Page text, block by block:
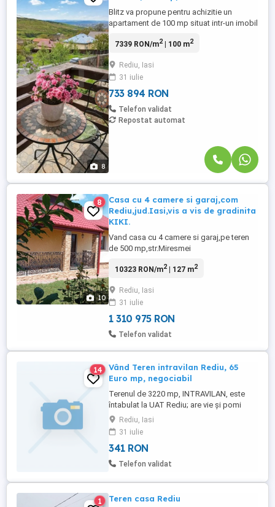
8
Blitz va propune pentru achizitie un
apartament de 100 mp situat intr-un imobil
etajul imobilului este compartimentat
dormitoare de cate 15 mp - 1 bucatarie de
16 mp - 1 baie - terasa de 8 m - Beci de
peste 20 mp cu ...
7339 RON/m2| 100 m2
Rediu, Iasi
31 iulie
733 894 RON
Telefon validat
Repostat automat
10
8
Casa cu 4 camere si garaj,com
Rediu,jud.Iasi,vis a vis de gradinita
KIKI.
Vand casa cu 4 camere si garaj,pe teren
de 500 mp,str.Miresmei
Kiki. Casa este construita din caramida pe
dormitoare,living,sufragerie,bucatarie
,debara,baie,camera tehnica ,garaj si este
imprejmuita cu gard din jaluzele ...
10323 RON/m2| 127 m2
Rediu, Iasi
31 iulie
1 310 975 RON
Telefon validat
14
Vând Teren intravilan Rediu, 65
Euro mp, negociabil
Terenul de 3220 mp, INTRAVILAN, este
întabulat la UAT Rediu; are vie și pomi
fructiferi, cu casă bătrânească utilizabilă
(spații de depozitare, beci, magazie), pe
Str. Dumbrava Roșie nr.6, cu racord
electric existent și utilități Apavital și EON
Gaz în apropiere. Priveliște deosebită!
Rediu, Iasi
31 iulie
341 RON
Telefon validat
1 Teren casa Rediu